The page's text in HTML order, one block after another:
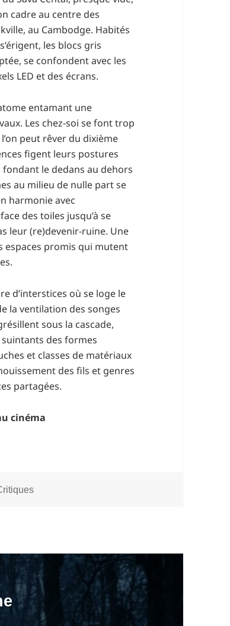
cadre au centre des
au Cambodge. Habités
les blocs gris
se confondent avec les
LED et des écrans.
entamant une
Les chez-soi se font trop
peut rêver du dixième
figent leurs postures
le dedans au dehors
au milieu de nulle part se
harmonie avec
des toiles jusqu’à se
leur (re)devenir-ruine. Une
espaces promis qui mutent
d’interstices où se loge le
la ventilation des songes
sous la cascade,
des formes
et classes de matériaux
des fils et genres
partagées.
cinéma